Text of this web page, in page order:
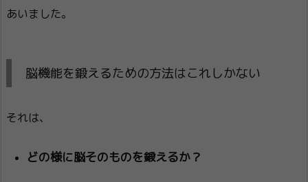
あいました。
脳機能を鍛えるための方法はこれしかない
それは、
どの様に脳そのものを鍛えるか？